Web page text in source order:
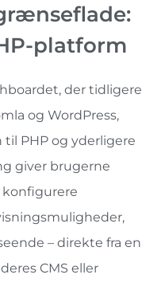
platform
der tidligere
og WordPress,
PHP og yderligere
giver brugerne
– direkte fra en
CMS eller